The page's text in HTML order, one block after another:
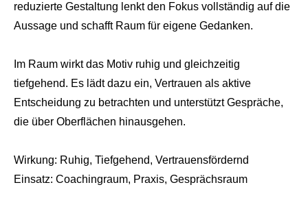
reduzierte Gestaltung lenkt den Fokus vollständig auf die
Aussage und schafft Raum für eigene Gedanken.
Im Raum wirkt das Motiv ruhig und gleichzeitig
tiefgehend. Es lädt dazu ein, Vertrauen als aktive
Entscheidung zu betrachten und unterstützt Gespräche,
die über Oberflächen hinausgehen.
Wirkung: Ruhig, Tiefgehend, Vertrauensfördernd
Einsatz: Coachingraum, Praxis, Gesprächsraum